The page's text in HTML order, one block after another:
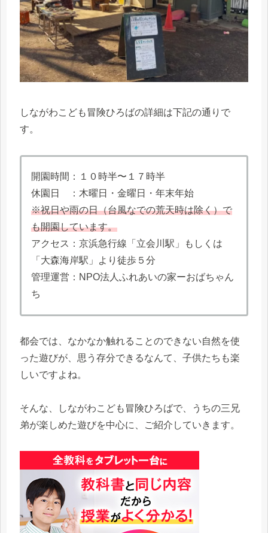
しながわこども冒険ひろばの詳細は下記の通りで
す。
開園時間：１０時半〜１７時半
休園日 ：木曜日・金曜日・年末年始
※祝日や雨の日（台風なでの荒天時は除く）で
も開園しています。
アクセス：京浜急行線「立会川駅」もしくは
「大森海岸駅」より徒歩５分
管理運営：NPO法人ふれあいの家ーおばちゃん
ち
都会では、なかなか触れることのできない自然を使
った遊びが、思う存分できるなんて、子供たちも楽
しいですよね。
そんな、しながわこども冒険ひろばで、うちの三兄
弟が楽しめた遊びを中心に、ご紹介していきます。